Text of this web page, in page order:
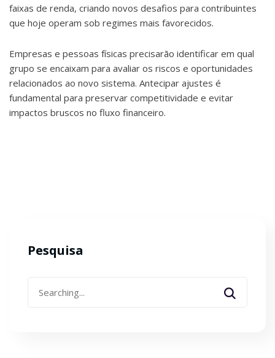
faixas de renda, criando novos desafios para contribuintes
que hoje operam sob regimes mais favorecidos.
Empresas e pessoas físicas precisarão identificar em qual
grupo se encaixam para avaliar os riscos e oportunidades
relacionados ao novo sistema. Antecipar ajustes é
fundamental para preservar competitividade e evitar
impactos bruscos no fluxo financeiro.
Pesquisa
for: